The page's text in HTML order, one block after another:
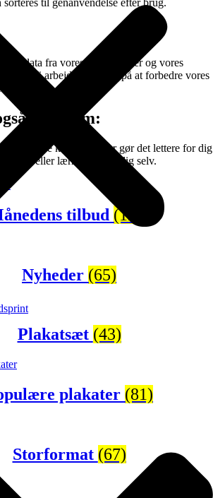
sorteres til genanvendelse efter brug.
på data fra vores leverandører og vores
Vi arbejder løbende på at forbedre vores
synes om:
populære kategorier der gør det lettere for dig
plakat eller lærredprint til dig selv.
tilbud (120)
Nyheder (65)
Plakatsæt (43)
plakater (81)
Storformat (67)